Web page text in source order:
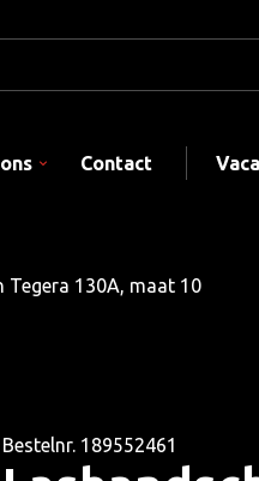
Contact
Tegera 130A, maat 10
Bestelnr. 189552461